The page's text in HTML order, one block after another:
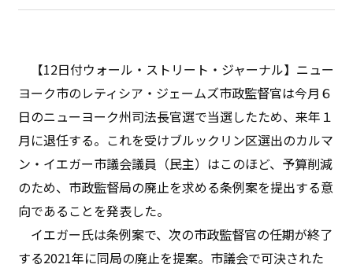
【12日付ウォール・ストリート・ジャーナル】ニュー
ヨーク市のレティシア・ジェームズ市政監督官は今月６
日のニューヨーク州司法長官選で当選したため、来年１
月に退任する。これを受けブルックリン区選出のカルマ
ン・イエガー市議会議員（民主）はこのほど、予算削減
のため、市政監督局の廃止を求める条例案を提出する意
向であることを発表した。
イエガー氏は条例案で、次の市政監督官の任期が終了
する2021年に同局の廃止を提案。市議会で可決された